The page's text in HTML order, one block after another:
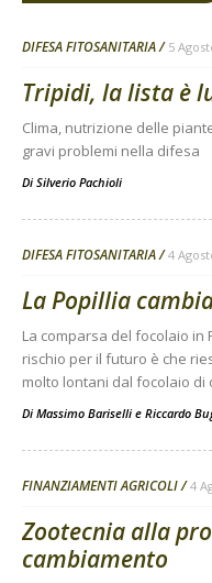
DIFESA FITOSANITARIA 5
Tripidi, la lista è
Clima, nutrizione delle
gravi problemi nella difesa
Di Silverio Pachioli
DIFESA FITOSANITARIA 4
La Popillia
La comparsa del focolaio in
rischio per il futuro è che
molto lontani dal focolaio di
Di Massimo Bariselli e Riccardo
FINANZIAMENTI AGRICOLI 4
Zootecnia alla
cambiamento